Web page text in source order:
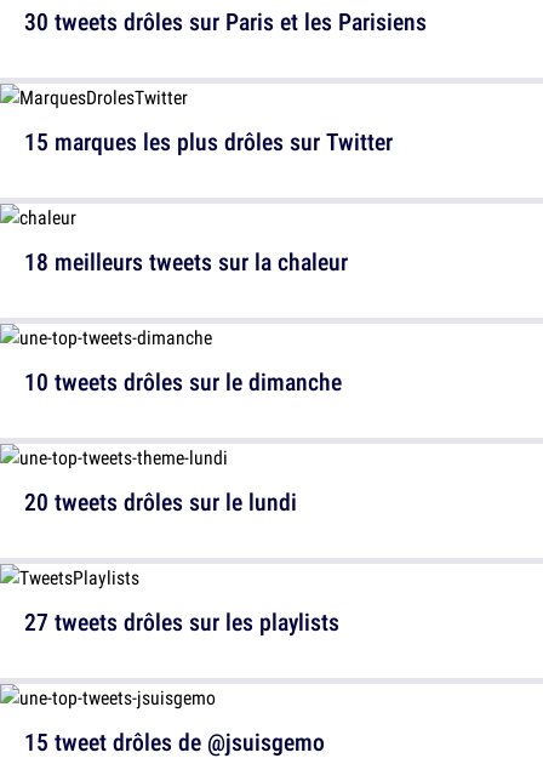
30 tweets drôles sur Paris et les Parisiens
18 meilleurs tweets sur la chaleur
20 tweets drôles sur le lundi
15 tweet drôles de @jsuisgemo
15 marques les plus drôles sur Twitter
10 tweets drôles sur le dimanche
27 tweets drôles sur les playlists